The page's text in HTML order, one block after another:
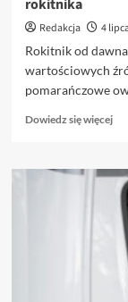
rokitnika
Redakcja
4
Rokitnik od
wartościowych
pomarańczowe
Dowiedz się więcej
o
dla